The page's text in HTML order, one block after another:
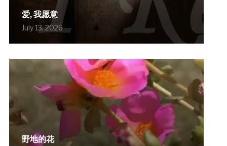
爱, 我愿意
July 13, 2026
野地的花